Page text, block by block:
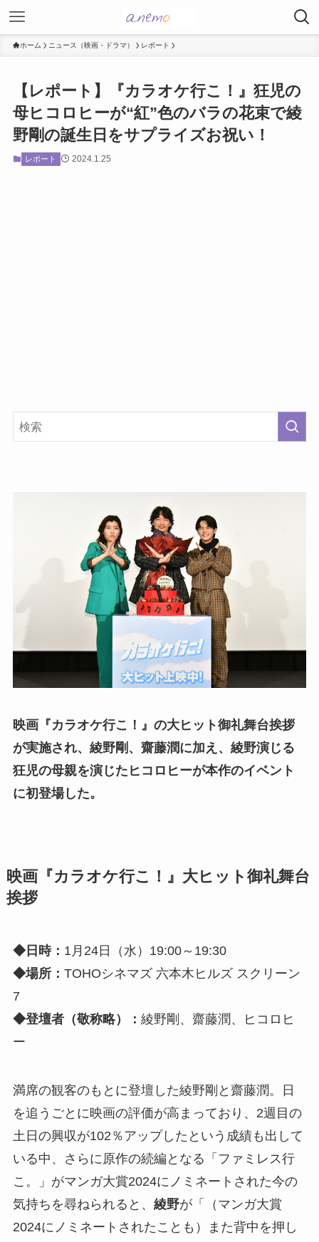
ホーム ニュース（映画・ドラマ） レポート
【レポート】『カラオケ行こ！』狂児の
母ヒコロヒーが“紅”色のバラの花束で綾
野剛の誕生日をサプライズお祝い！
レポート 2024.1.25
映画『カラオケ行こ！』の大ヒット御礼舞台挨拶
が実施され、綾野剛、齋藤潤に加え、綾野演じる
狂児の母親を演じたヒコロヒーが本作のイベント
に初登場した。
映画『カラオケ行こ！』大ヒット御礼舞台
挨拶
◆日時： 1月24日（水）19:00～19:30
◆場所： TOHOシネマズ 六本木ヒルズ スクリーン
7
◆登壇者（敬称略）： 綾野剛、齋藤潤、ヒコロヒ
ー
満席の観客のもとに登壇した綾野剛と齋藤潤。日
を追うごとに映画の評価が高まっており、2週目の
土日の興収が102％アップしたという成績も出して
いる中、さらに原作の続編となる「ファミレス行
こ。」がマンガ大賞2024にノミネートされた今の
気持ちを尋ねられると、 綾野が「（マンガ大賞
2024にノミネートされたことも）また背中を押し